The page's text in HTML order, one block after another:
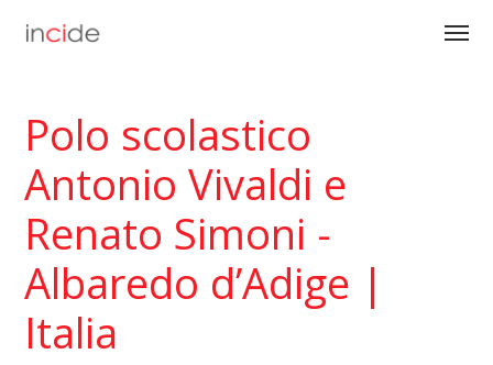
Polo scolastico
Antonio Vivaldi e
Renato Simoni -
Albaredo d’Adige |
Italia